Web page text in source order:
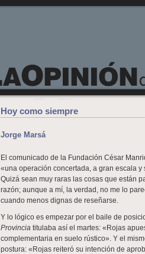
Hoy como siempre
Jorge Marsá
El comunicado de la Fundación César
«una operación concertada, a gran escala y
Quizá sean muy raras las cosas que están
razón; aunque a mí, la verdad, no me lo
cuando menos dignas de reseñarse.
Y lo lógico es empezar por el baile de
Provincia titulaba así el martes: «Rojas
complementaria en suelo rústico». Y el
postura: «Rojas reiteró su intención de